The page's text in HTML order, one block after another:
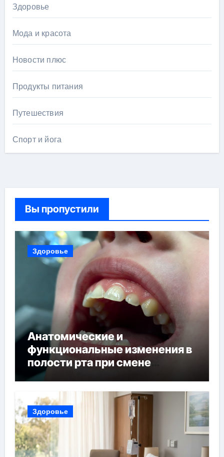
Здоровье
Мода и красота
Новости плюс
Продукты питания
Путешествия
Спорт и йога
Вы пропустили
Здоровье
Анатомические и
функциональные изменения в
полости рта при смене
прикуса
Здоровье